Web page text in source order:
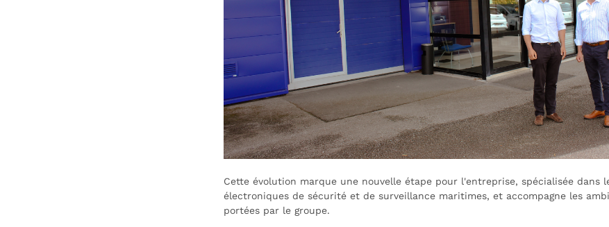
Cette évolution marque une nouvelle étape pour l'entreprise, spécialisée dans
électroniques de sécurité et de surveillance maritimes, et accompagne les
portées par le groupe.